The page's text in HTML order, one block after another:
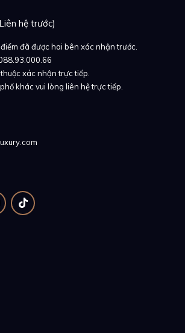
hệ trước)
đã được hai bên xác nhận trước.
xác nhận trực tiếp.
khác vui lòng liên hệ trực tiếp.